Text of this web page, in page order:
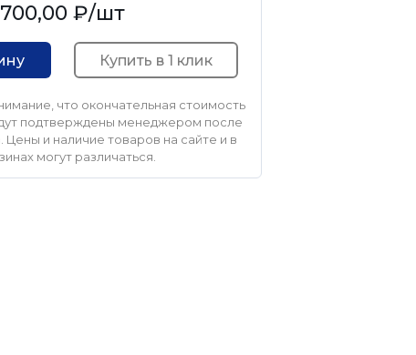
700,00 ₽/шт
Купить в 1 клик
что окончательная стоимость
подтверждены менеджером после
Цены и наличие товаров на сайте и в
могут различаться.